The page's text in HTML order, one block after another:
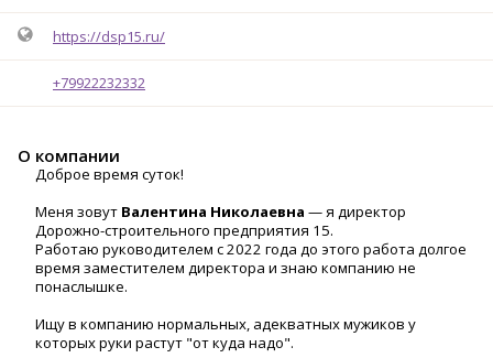
https://dsp15.ru/
+79922232332
О компании
Доброе время суток!
Меня зовут Валентина Николаевна — я директор
Дорожно-строительного предприятия 15.
Работаю руководителем с 2022 года до этого работа долгое
время заместителем директора и знаю компанию не
понаслышке.
Ищу в компанию нормальных, адекватных мужиков у
которых руки растут "от куда надо".